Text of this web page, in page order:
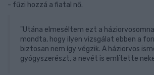
- fűzi hozzá a fiatal nő.
"Utána elmeséltem ezt a
mondta, hogy ilyen vizsgálat ebben a
biztosan nem így végzik. A háziorvos
gyógyszerészt, a nevét is említette